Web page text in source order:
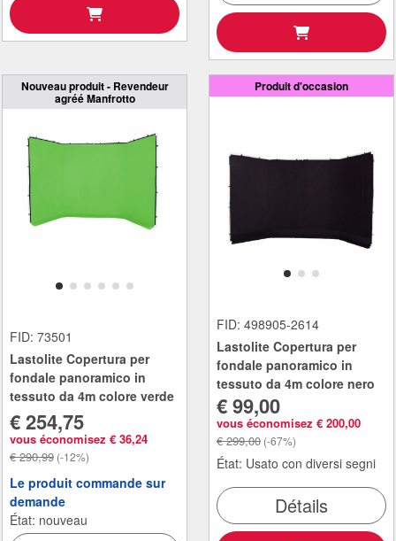
Nouveau produit - Revendeur
agréé Manfrotto
FID: 73501
Lastolite Copertura per
fondale panoramico in
tessuto da 4m colore verde
€ 254,75
vous économisez € 36,24
€ 290,99 (-12%)
Le produit commande sur
demande
État: nouveau
Produit d'occasion
FID: 498905-2614
Lastolite Copertura per
fondale panoramico in
tessuto da 4m colore nero
€ 99,00
vous économisez € 200,00
€ 299,00 (-67%)
État: Usato con diversi segni
Détails